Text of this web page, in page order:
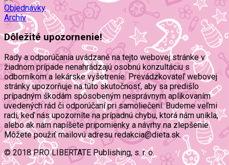
Objednávky
Archív
Dôležité upozornenie!
Rady a odporúčania uvádzané na tejto webovej stránke v
žiadnom prípade nenahrádzajú osobnú konzultáciu s
odborníkom a lekárske vyšetrenie. Prevádzkovateľ webovej
stránky upozorňuje na túto skutočnosť, aby sa predišlo
prípadným škodám spôsobeným nesprávnym aplikovaním
uvedených rád či odporúčaní pri samoliečení. Budeme veľmi
radi, keď nás upozorníte na prípadnú chybu, ktorá nám unikla,
alebo ak nám napíšete pripomienky a návrhy na zlepšenie.
Môžete použiť mailovú adresu redakcia@dieta.sk.
© 2018 PRO LIBERTATE Publishing, s. r. o.